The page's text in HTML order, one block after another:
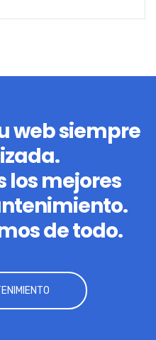
web siempre
los mejores
de todo.